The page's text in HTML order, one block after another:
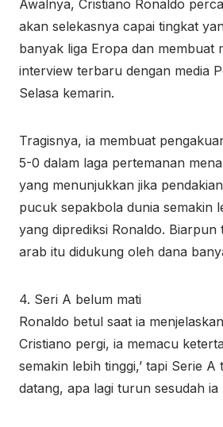
Awalnya, Cristiano Ronaldo
akan selekasnya capai tingkat
banyak liga Eropa dan membuat
interview terbaru dengan media
Selasa kemarin.
Tragisnya, ia membuat
5-0 dalam laga pertemanan
yang menunjukkan jika
pucuk sepakbola dunia semakin
yang diprediksi Ronaldo. Biarpun
arab itu didukung oleh dana
4. Seri A belum mati
Ronaldo betul saat ia
Cristiano pergi, ia memacu
semakin lebih tinggi,’ tapi Serie A
datang, apa lagi turun sesudah ia